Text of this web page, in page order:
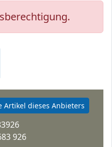
Artikel dieses Anbieters
926